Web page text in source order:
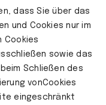
dass Sie über das
und Cookies nur im
Cookies
sowie das
Schließen des
vonCookies
eingeschränkt